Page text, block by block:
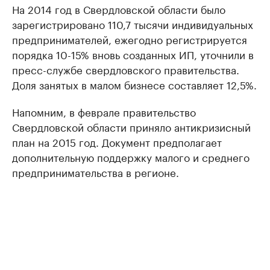
На 2014 год в Свердловской области было
зарегистрировано 110,7 тысячи индивидуальных
предпринимателей, ежегодно регистрируется
порядка 10-15% вновь созданных ИП, уточнили в
пресс-службе свердловского правительства.
Доля занятых в малом бизнесе составляет 12,5%.
Напомним, в феврале правительство
Свердловской области приняло антикризисный
план на 2015 год. Документ предполагает
дополнительную поддержку малого и среднего
предпринимательства в регионе.